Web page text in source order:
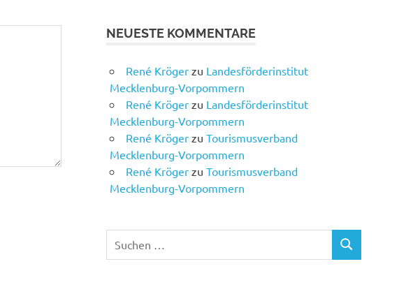
NEUESTE KOMMENTARE
René Kröger zu Landesförderinstitut
Mecklenburg-Vorpommern
René Kröger zu Landesförderinstitut
Mecklenburg-Vorpommern
René Kröger zu Tourismusverband
Mecklenburg-Vorpommern
René Kröger zu Tourismusverband
Mecklenburg-Vorpommern
nach:
SUCHEN